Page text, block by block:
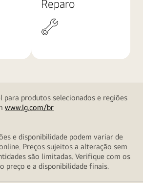
Reparo
para produtos selecionados e regiões
www.lg.com/br
e disponibilidade podem variar de
Preços sujeitos a alteração sem
são limitadas. Verifique com os
preço e a disponibilidade finais.